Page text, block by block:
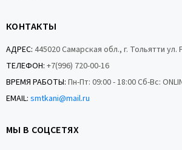
КОНТАКТЫ
АДРЕС: 445020 Самарская обл., г. Тольятти ул.
ТЕЛЕФОН: +7(996) 720-00-16
ВРЕМЯ РАБОТЫ: Пн-Пт: 09:00 - 18:00 Сб-Вс:
EMAIL: smtkani@mail.ru
МЫ В СОЦСЕТЯХ